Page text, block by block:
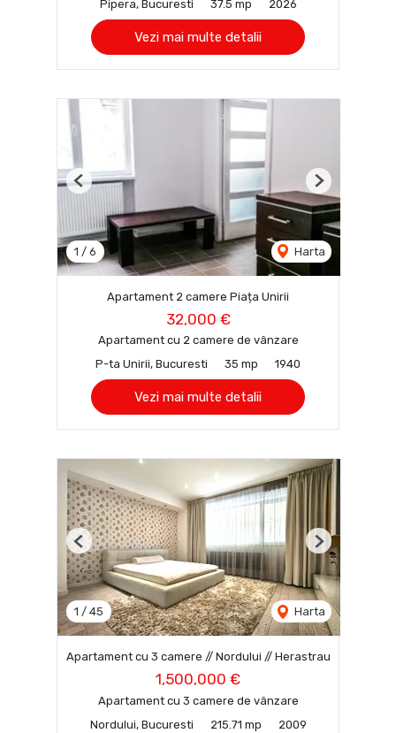
Pipera, Bucuresti 37.5 mp 2026
Vezi mai multe detalii
1 / 6 Harta
Previous Next
Apartament 2 camere Piața Unirii
32,000 €
Apartament cu 2 camere de vânzare
P-ta Unirii, Bucuresti
35 mp 1940
Vezi mai multe detalii
1 / 45 Harta
Previous Next
Apartament cu 3 camere // Nordului // Herastrau
1,500,000 €
Apartament cu 3 camere de vânzare
Nordului, Bucuresti
215.71 mp 2009